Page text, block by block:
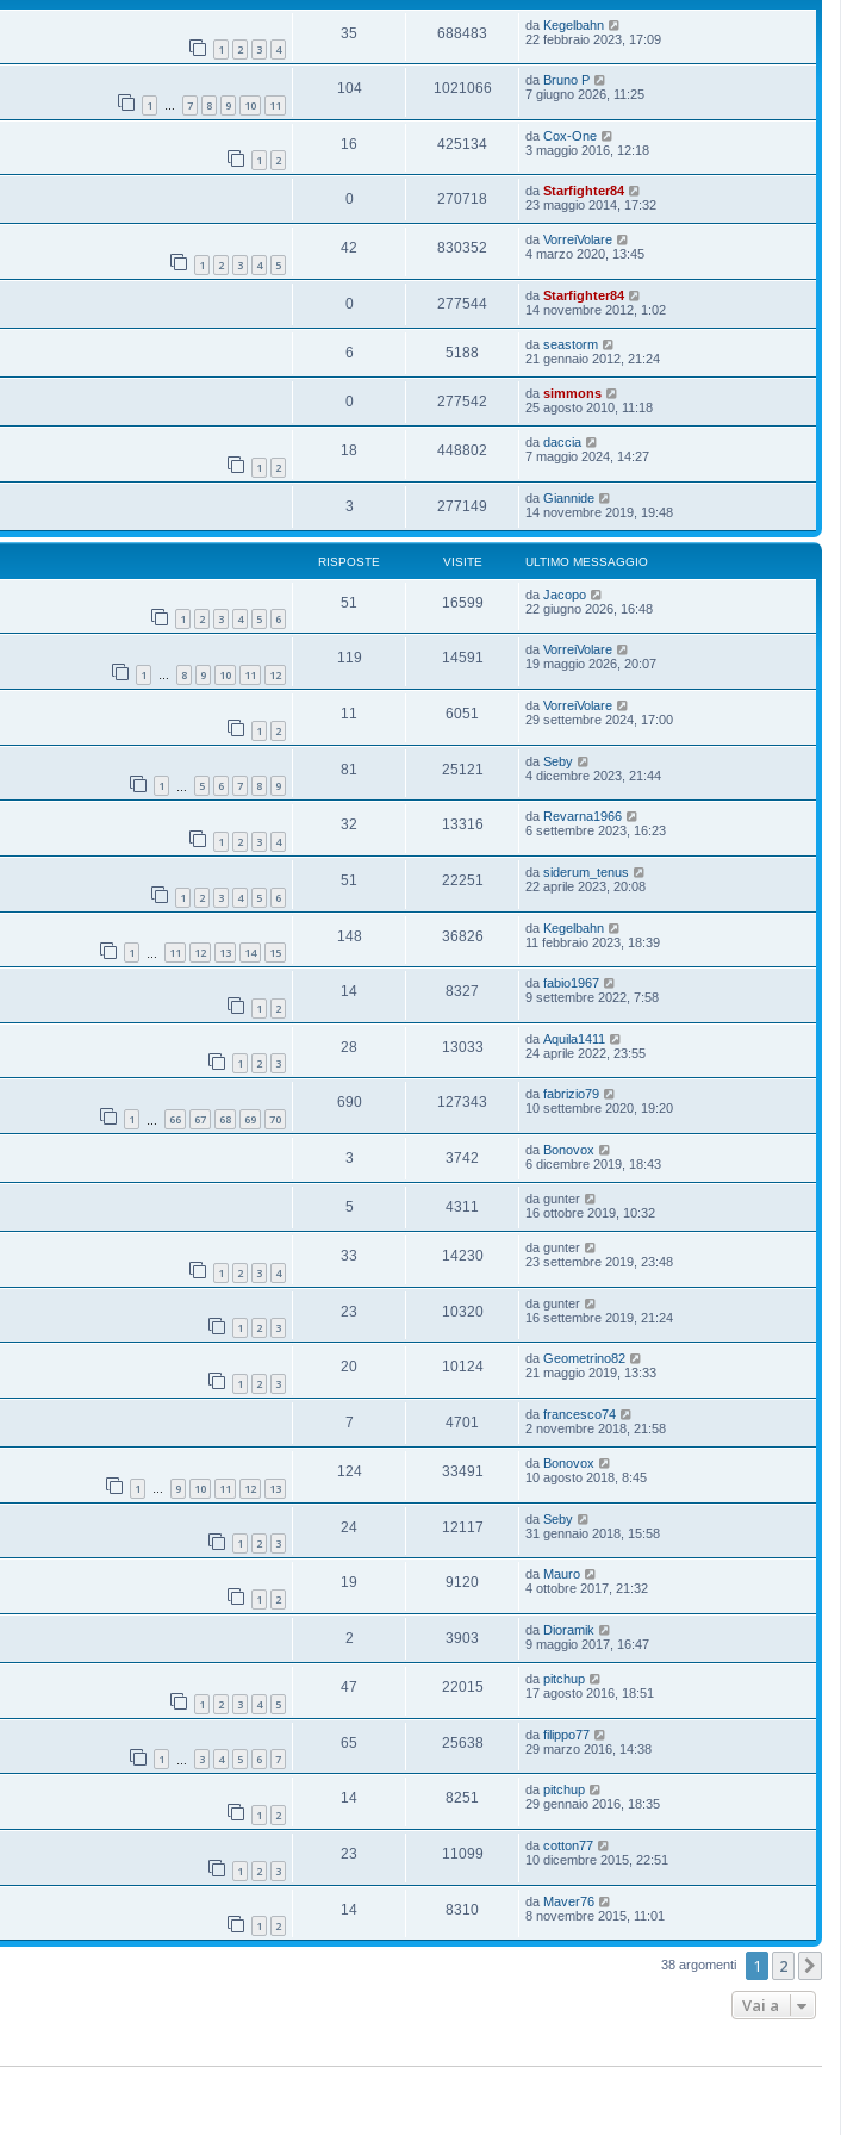
1 2 3 4
35 688483 da Kegelbahn
22 febbraio 2023, 17:09
1 … 7 8 9 10 11
104 1021066 da Bruno P
7 giugno 2026, 11:25
1 2
16 425134 da Cox-One
3 maggio 2016, 12:18
0 270718 da Starfighter84
23 maggio 2014, 17:32
1 2 3 4 5
42 830352 da VorreiVolare
4 marzo 2020, 13:45
0 277544 da Starfighter84
14 novembre 2012, 1:02
6 5188 da seastorm
21 gennaio 2012, 21:24
0 277542 da simmons
25 agosto 2010, 11:18
1 2
18 448802 da daccia
7 maggio 2024, 14:27
3 277149 da Giannide
14 novembre 2019, 19:48
RISPOSTE VISITE ULTIMO MESSAGGIO
1 2 3 4 5 6
51 16599 da Jacopo
22 giugno 2026, 16:48
1 … 8 9 10 11 12
119 14591 da VorreiVolare
19 maggio 2026, 20:07
1 2
11 6051 da VorreiVolare
29 settembre 2024, 17:00
1 5 6 7 8 9
81 25121 da Seby
4 dicembre 2023, 21:44
1 2 3 4
32 13316 da Revarna1966
6 settembre 2023, 16:23
1 2 3 4 5 6
51 22251 da siderum_tenus
22 aprile 2023, 20:08
1 11 12 13 14 15
148 36826 da Kegelbahn
11 febbraio 2023, 18:39
1 2
14 8327 da fabio1967
9 settembre 2022, 7:58
1 2 3
28 13033 da Aquila1411
24 aprile 2022, 23:55
1 66 67 68 69 70
690 127343 da fabrizio79
10 settembre 2020, 19:20
3 3742 da Bonovox
6 dicembre 2019, 18:43
5 4311 da gunter
16 ottobre 2019, 10:32
1 2 3 4
33 14230 da gunter
23 settembre 2019, 23:48
1 2 3
23 10320 da gunter
16 settembre 2019, 21:24
1 2 3
20 10124 da Geometrino82
21 maggio 2019, 13:33
7 4701 da francesco74
2 novembre 2018, 21:58
1 … 9 10 11 12 13
124 33491 da Bonovox
10 agosto 2018, 8:45
1 2 3
24 12117 da Seby
31 gennaio 2018, 15:58
1 2
19 9120 da Mauro
4 ottobre 2017, 21:32
2 3903 da Dioramik
9 maggio 2017, 16:47
1 2 3 4 5
47 22015 da pitchup
17 agosto 2016, 18:51
1 3 4 5 6 7
65 25638 da filippo77
29 marzo 2016, 14:38
1 2
14 8251 da pitchup
29 gennaio 2016, 18:35
1 2 3
23 11099 da cotton77
10 dicembre 2015, 22:51
1 2
14 8310 da Maver76
8 novembre 2015, 11:01
38 argomenti 1 2
Vai a